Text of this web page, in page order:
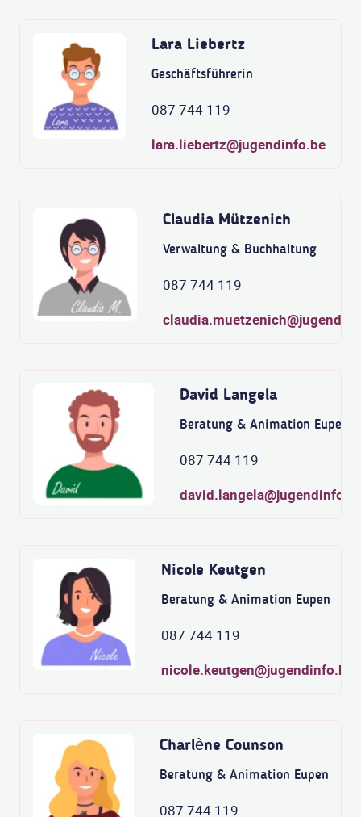
Lara Liebertz
Geschäftsführerin
087 744 119
lara.liebertz@jugendinfo.be
Claudia Mützenich
Verwaltung & Buchhaltung
087 744 119
David Langela
Beratung & Animation Eupen
087 744 119
Nicole Keutgen
Beratung & Animation Eupen
087 744 119
nicole.keutgen@jugendinfo.be
Charlène Counson
Beratung & Animation Eupen
087 744 119